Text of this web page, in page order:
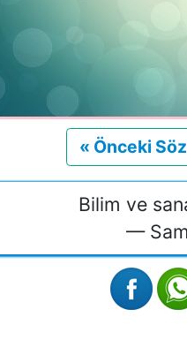
« Önceki Söz
Bilim ve
—